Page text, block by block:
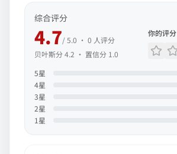
综合评分
4.7/ 5.0 · 0 人评分
贝叶斯分4.2 · 置信分 1.0
你的评分
5星
4星
3星
2星
1 星